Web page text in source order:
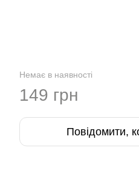
Немає в наявності
149 грн
Повідомити,